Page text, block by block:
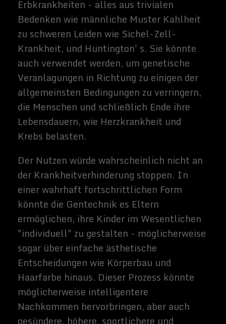
Aber wenn Todesfälle im Zusammenhang
mit dem Altern selten genug wurden,
könnte die Verschiebung noch
weitreichende Auswirkungen in Bezug auf
die Art und Weise, wie Menschen ihr Leben
planen, haben. Karriere und Heiraten
können Jahrhunderte statt Jahrzehnte
dauern. Massive Projekte, die sich über
mehrere Generationen erstreckt hätten,
konnten von ihren ursprünglichen
Mitarbeitern durchschaut werden. Ganze
Industriezweige, die sich der Linderung
älterer Menschen widmen, dürften aus
Selbstverständlich sollte jede Veränderung
der fundamentalen Tatsachen
menschlichen Lebens in dieser
Größenordnung mit äußerster Vorsicht
behandelt werden. Ein offensichtliches
Risiko, das mit dem Ende des natürlichen
Alterns einhergeht, ist die
Überbevölkerung. Wenn die Geburtenrate
konstant bliebe, ohne dass fast so viele
natürliche Todesfälle zu bekämpfen, würde
sie sich in rascher Weise sehr viel mehr
Menschen füllen. Eine solche Verschiebung
könnte eine weit verbreitete Neubewertung
der Weisheit, Kinder zu haben, erfordern,
und da der Drang zur Fortpflanzung für die
menschliche Psychologie ebenso